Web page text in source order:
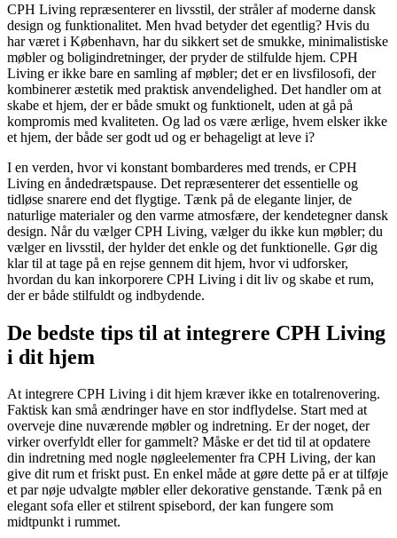
CPH Living repræsenterer en livsstil, der stråler af moderne dansk
design og funktionalitet. Men hvad betyder det egentlig? Hvis du
har været i København, har du sikkert set de smukke, minimalistiske
møbler og boligindretninger, der pryder de stilfulde hjem. CPH
Living er ikke bare en samling af møbler; det er en livsfilosofi, der
kombinerer æstetik med praktisk anvendelighed. Det handler om at
skabe et hjem, der er både smukt og funktionelt, uden at gå på
kompromis med kvaliteten. Og lad os være ærlige, hvem elsker ikke
et hjem, der både ser godt ud og er behageligt at leve i?
I en verden, hvor vi konstant bombarderes med trends, er CPH
Living en åndedrætspause. Det repræsenterer det essentielle og
tidløse snarere end det flygtige. Tænk på de elegante linjer, de
naturlige materialer og den varme atmosfære, der kendetegner dansk
design. Når du vælger CPH Living, vælger du ikke kun møbler; du
vælger en livsstil, der hylder det enkle og det funktionelle. Gør dig
klar til at tage på en rejse gennem dit hjem, hvor vi udforsker,
hvordan du kan inkorporere CPH Living i dit liv og skabe et rum,
der er både stilfuldt og indbydende.
De bedste tips til at integrere CPH Living
i dit hjem
At integrere CPH Living i dit hjem kræver ikke en totalrenovering.
Faktisk kan små ændringer have en stor indflydelse. Start med at
overveje dine nuværende møbler og indretning. Er der noget, der
virker overfyldt eller for gammelt? Måske er det tid til at opdatere
din indretning med nogle nøgleelementer fra CPH Living, der kan
give dit rum et friskt pust. En enkel måde at gøre dette på er at tilføje
et par nøje udvalgte møbler eller dekorative genstande. Tænk på en
elegant sofa eller et stilrent spisebord, der kan fungere som
midtpunkt i rummet.